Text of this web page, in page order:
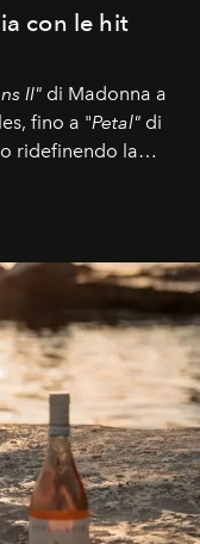
con le hit
II" di Madonna a
fino a "Petal" di
ridefinendo la